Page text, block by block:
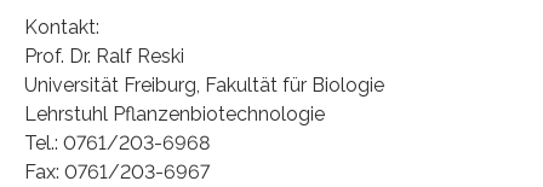
Kontakt:
Prof. Dr. Ralf Reski
Universität Freiburg, Fakultät für Biologie
Lehrstuhl Pflanzenbiotechnologie
Tel.: 0761/203-6968
Fax: 0761/203-6967